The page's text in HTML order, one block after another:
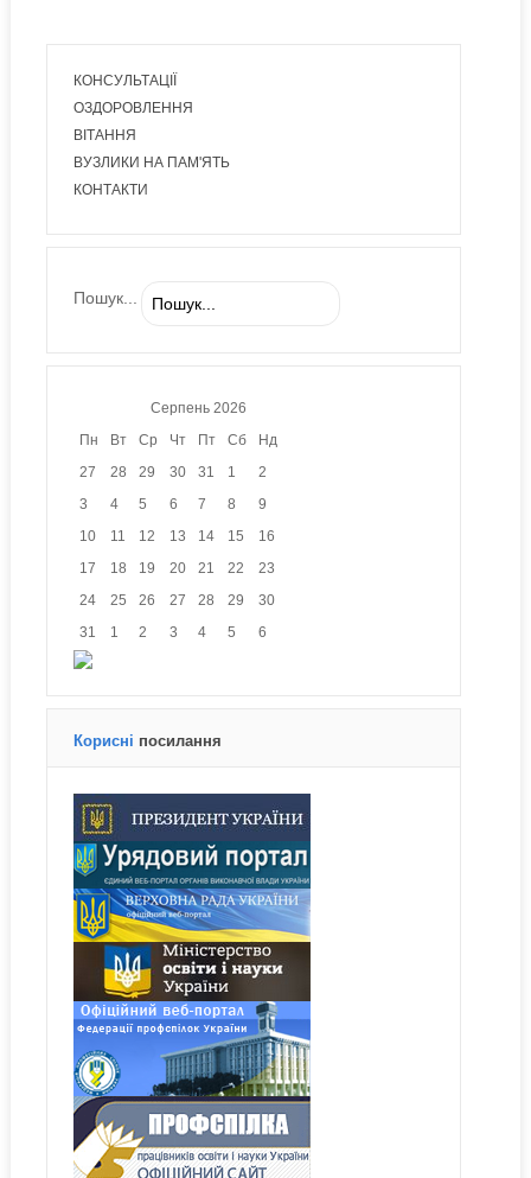
КОНСУЛЬТАЦІЇ
ОЗДОРОВЛЕННЯ
ВІТАННЯ
ВУЗЛИКИ НА ПАМ'ЯТЬ
КОНТАКТИ
Пошук...
Серпень 2026
Пн Вт Ср Чт Пт Сб Нд
27 28 29 30 31 1 2
3 4 5 6 7 8 9
10 11 12 13 14 15 16
17 18 19 20 21 22 23
24 25 26 27 28 29 30
31 1 2 3 4 5 6
Корисні посилання